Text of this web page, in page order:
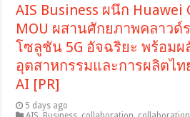
AIS Business ผนึก Huawei
MOU ผสานศักยภาพคลาวด์
โซลูชัน 5G อัจฉริยะ พร้อม
อุตสาหกรรมและการผลิตไ
AI [PR]
5 days ago